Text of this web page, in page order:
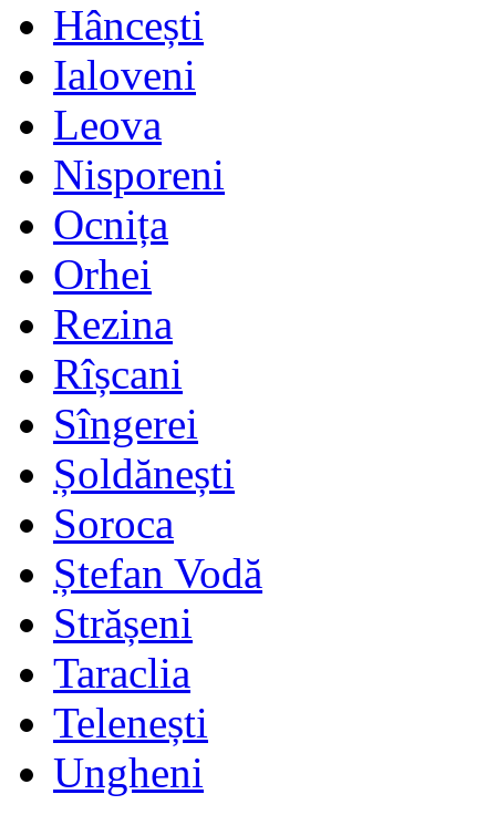
Hâncești
Ialoveni
Leova
Nisporeni
Ocnița
Orhei
Rezina
Rîșcani
Sîngerei
Șoldănești
Soroca
Ștefan Vodă
Strășeni
Taraclia
Telenești
Ungheni